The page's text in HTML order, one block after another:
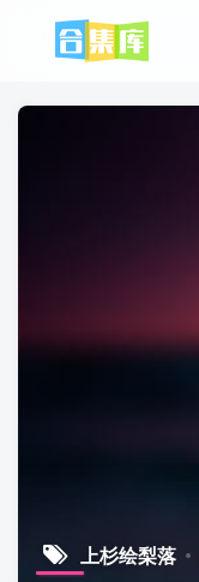
上杉绘梨落